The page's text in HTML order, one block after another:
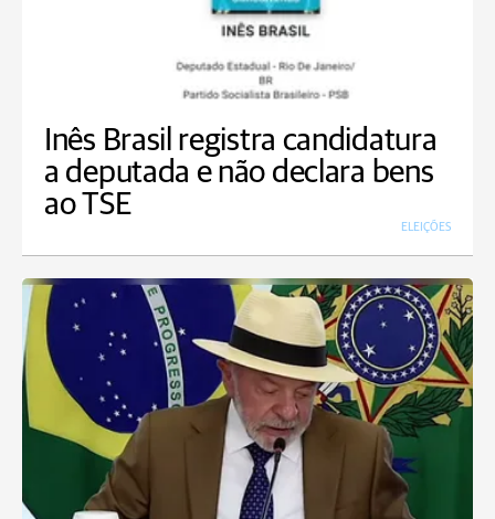
Inês Brasil registra candidatura
a deputada e não declara bens
ao TSE
ELEIÇÕES